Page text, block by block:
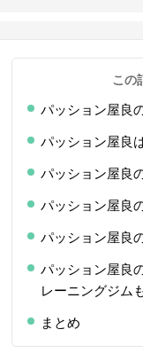
この
パッション屋良
パッション屋良
パッション屋良
パッション屋良
パッション屋良
パッション屋良
レーニングジム
まとめ